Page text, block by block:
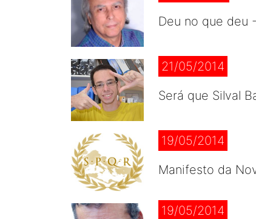
Deu no que deu
21/05/2014
Será que Silval
19/05/2014
Manifesto da
19/05/2014